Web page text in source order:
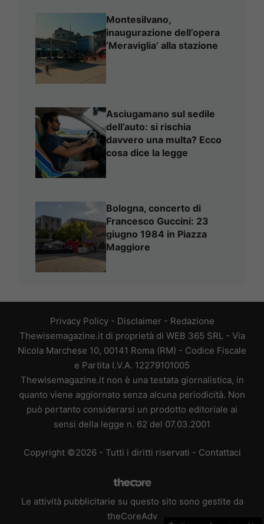
Montesilvano,
inaugurazione dell’opera
‘Meraviglia’ alla stazione
Asciugamano sul sedile
dell’auto: si rischia
davvero una multa? Ecco
cosa dice la legge
Bologna, concerto di
Francesco Guccini: 23
giugno 1984 in Piazza
Maggiore
Privacy Policy- Disclaimer - Redazione
Thewisemagazine.it di proprietà di WEB 365 SRL - Via
Nicola Marchese 10, 00141 Roma (RM) - Codice Fiscale
e Partita I.V.A. 12279101005
Thewisemagazine.it non è una testata giornalistica, in
quanto viene aggiornato senza alcuna periodicità. Non
può pertanto considerarsi un prodotto editoriale ai
sensi della legge n. 62 del 07.03.2001
Copyright ©2026 - Tutti i diritti riservati - Contattaci
Le attività pubblicitarie su questo sito sono gestite da
theCoreAdv